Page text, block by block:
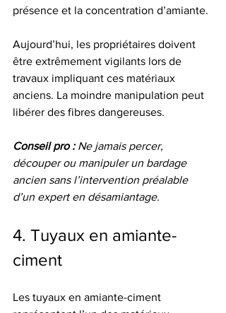
présence et la concentration d’amiante.
Aujourd’hui, les propriétaires doivent
être extrêmement vigilants lors de
travaux impliquant ces matériaux
anciens. La moindre manipulation peut
libérer des fibres dangereuses.
Conseil pro : Ne jamais percer,
découper ou manipuler un bardage
ancien sans l’intervention préalable
d’un expert en désamiantage.
4. Tuyaux en amiante-
ciment
Les tuyaux en amiante-ciment